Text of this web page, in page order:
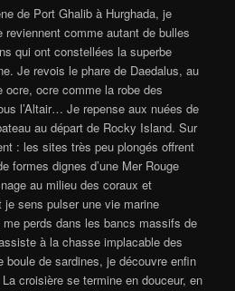
de Port Ghalib à Hurghada, je
comme autant de bulles
qui ont constellées la superbe
Je revois le phare de Daedalus, au
ocre comme la robe des
l’Altair… Je repense aux nuées de
au départ de Rocky Island. Sur
: les sites très peu plongés offrent
formes dignes d’une Mer Rouge
au milieu des coraux et
sens pulser une vie marine
perds dans les bancs massifs de
à la chasse implacable des
boule de sardines, je découvre enfin
croisière se termine en douceur, en